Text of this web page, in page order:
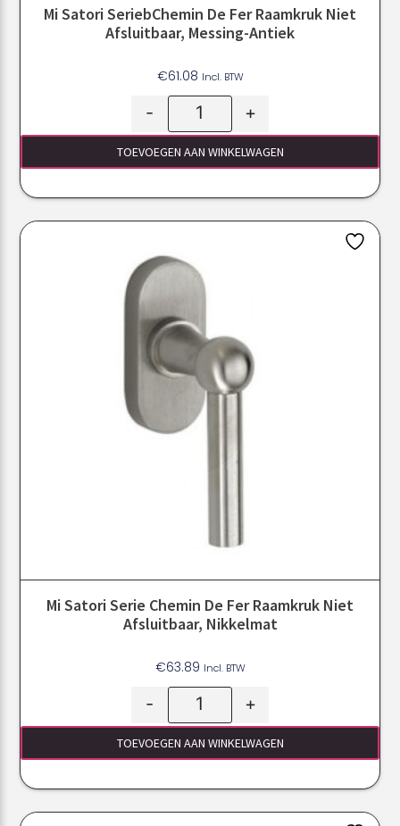
Mi Satori SeriebChemin De Fer Raamkruk Niet
Afsluitbaar, Messing-Antiek
€61.08 Incl. BTW
- +
TOEVOEGEN AAN WINKELWAGEN
Mi Satori Serie Chemin De Fer Raamkruk Niet
Afsluitbaar, Nikkelmat
€63.89 Incl. BTW
- +
TOEVOEGEN AAN WINKELWAGEN